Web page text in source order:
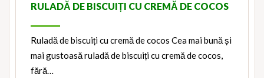
RULADĂ DE BISCUIȚI CU CREMĂ DE COCOS
Ruladă de biscuiți cu cremă de cocos Cea mai bună și
mai gustoasă ruladă de biscuiți cu cremă de cocos,
fără…